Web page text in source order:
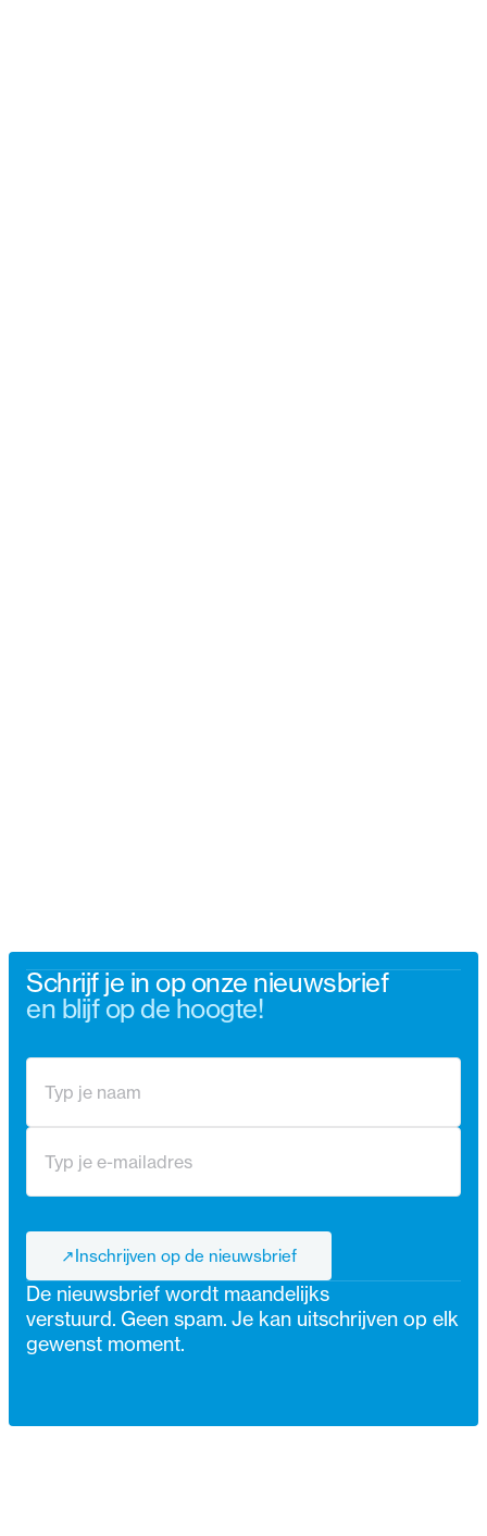
Schrijf je in op onze nieuwsbrief
en blijf op de hoogte!
↗
↗
Inschrijven op de nieuwsbrief
De nieuwsbrief wordt maandelijks
verstuurd. Geen spam. Je kan uitschrijven op elk
gewenst moment.